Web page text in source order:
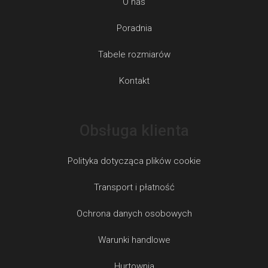
Poradnia
Tabele rozmiarów
Kontakt
Polityka dotycząca plików cookie
Transport i płatność
Ochrona danych osobowych
Warunki handlowe